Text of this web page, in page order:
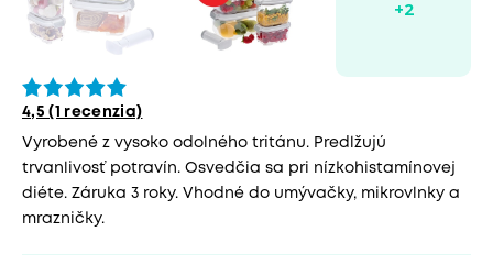
4,5 (1 recenzia)
Vyrobené z vysoko odolného tritánu. Predlžujú
trvanlivosť potravín. Osvedčia sa pri nízkohistamínovej
diéte. Záruka 3 roky. Vhodné do umývačky, mikrovlnky a
mrazničky.